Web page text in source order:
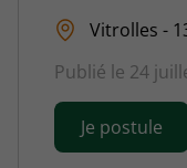
Vitrolles -
Publié le 24
Je postule